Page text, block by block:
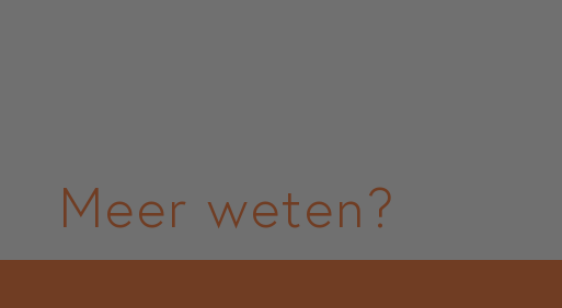
Meer weten?